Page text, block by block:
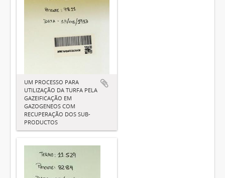
UM PROCESSO PARA
UTILIZAÇÃO DA TURFA PELA
GAZEIFICAÇÃO EM
GAZOGENEOS COM
RECUPERAÇÃO DOS SUB-
PRODUCTOS